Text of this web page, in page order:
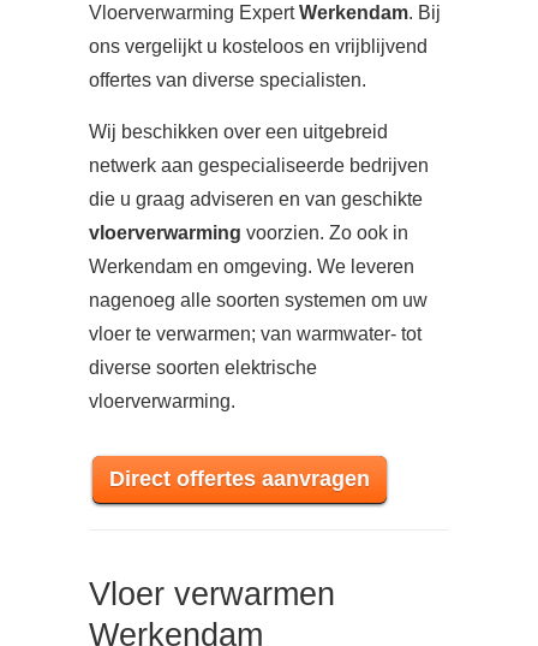
Vloerverwarming ExpertWerkendam. Bij
ons vergelijkt u kosteloos en vrijblijvend
offertes van diverse specialisten.
Wij beschikken over een uitgebreid
netwerk aan gespecialiseerde bedrijven
die u graag adviseren en van geschikte
vloerverwarming voorzien. Zo ook in
Werkendam en omgeving. We leveren
nagenoeg alle soorten systemen om uw
vloer te verwarmen; van warmwater- tot
diverse soorten elektrische
vloerverwarming.
Direct offertes aanvragen
Vloer verwarmen
Werkendam